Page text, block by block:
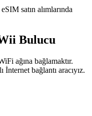
satın alımlarında
Bulucu
ağına bağlamaktır.
İnternet bağlantı aracıyız.